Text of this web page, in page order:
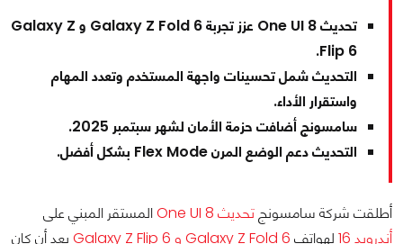
تحديث One UI 8 عزز تجربة Galaxy Z Fold 6 و Galaxy Z
Flip 6.
التحديث شمل تحسينات واجهة المستخدم وتعدد المهام
واستقرار الأداء.
سامسونج أضافت حزمة الأمان لشهر سبتمبر 2025.
التحديث دعم الوضع المرن Flex Mode بشكل أفضل.
أطلقت شركة سامسونجتحديث One UI 8
المستقر المبني على
أندرويد 16
لهواتف Galaxy Z Fold 6 و Galaxy Z Flip 6
بعد أن كان